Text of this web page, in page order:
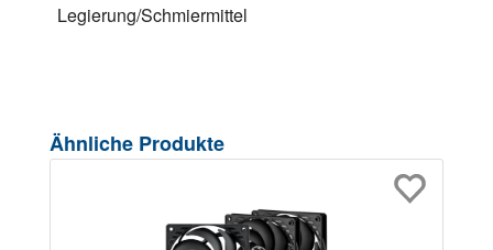
Legierung/Schmiermittel
Produktgalerie überspringen
Ähnliche Produkte